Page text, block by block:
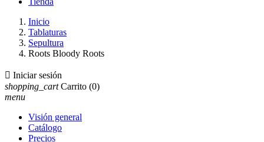
Inicio
Tablaturas
Sepultura
Roots Bloody Roots
 Iniciar sesión
shopping_cart Carrito (0)
menu
Visión general
Catálogo
Precios